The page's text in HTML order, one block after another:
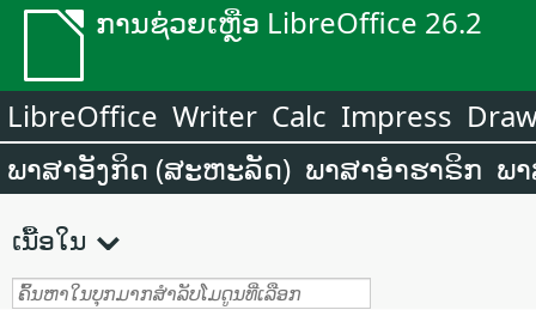
ການຊ່ວຍເຫຼືອ LibreOffice 26.2
LibreOffice Writer Calc Impress
ພາສາອັງກິດ (ສະຫະລັດ) ພາສາອຳຮາຣິກ ພ
ເນື້ອໃນ